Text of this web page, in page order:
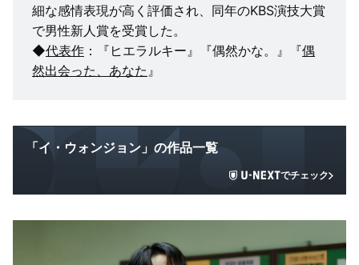
細な感情表現が高く評価され、同年のKBS演技大賞
で男性新人賞を受賞した。
◆代表作 ：『ヒエラルキー』『偶然かな。』『偶
然出会った、あなた 』
「イ・ウォンジョン」の作品一覧
でチェック